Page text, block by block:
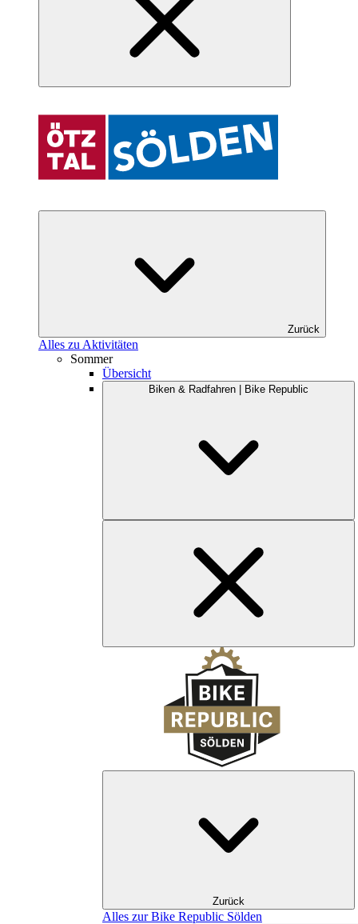
Zurück
Alles zu Aktivitäten
Sommer
Übersicht
Biken & Radfahren | Bike Republic
Zurück
Alles zur Bike Republic Sölden